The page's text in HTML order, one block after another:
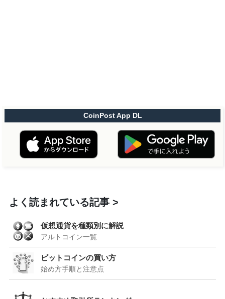
CoinPost App DL
よく読まれている記事
仮想通貨を種類別に解説
アルトコイン一覧
ビットコインの買い方
始め方手順と注意点